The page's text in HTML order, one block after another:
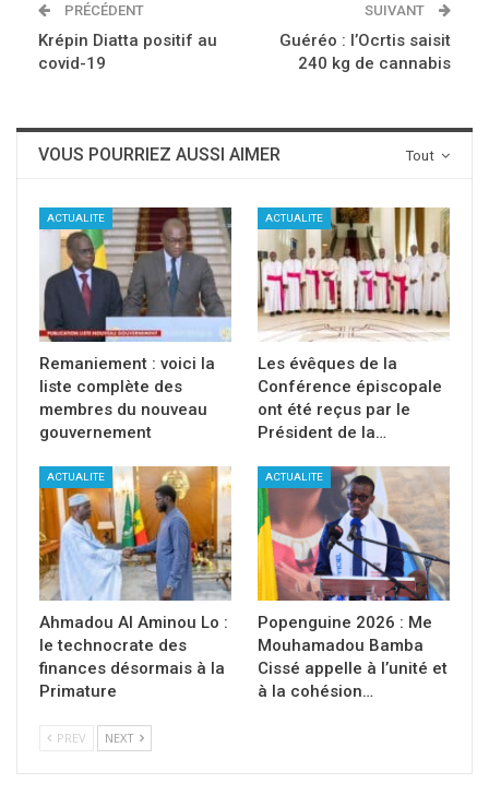
PRÉCÉDENT
Krépin Diatta positif au
covid-19
SUIVANT
Guéréo : l’Ocrtis saisit
240 kg de cannabis
Tout
VOUS POURRIEZ AUSSI AIMER
ACTUALITE
Remaniement : voici la
liste complète des
membres du nouveau
gouvernement
ACTUALITE
Les évêques de la
Conférence épiscopale
ont été reçus par le
Président de la…
ACTUALITE
Ahmadou Al Aminou Lo :
le technocrate des
finances désormais à la
Primature
ACTUALITE
Popenguine 2026 : Me
Mouhamadou Bamba
Cissé appelle à l’unité et
à la cohésion…
PREV NEXT